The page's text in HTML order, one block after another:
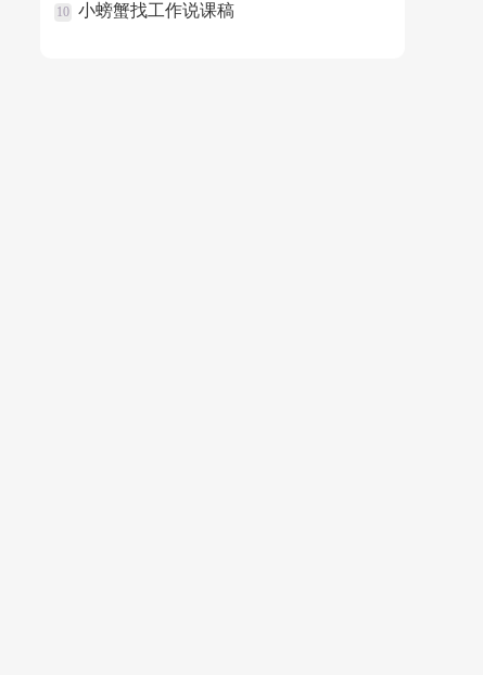
10 小螃蟹找工作说课稿